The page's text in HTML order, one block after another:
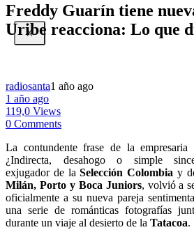
X
Freddy Guarín tiene
Uribe reacciona: Lo que
radiosanta1 año ago
1 año ago
119,0 Views
0 Comments
La contundente frase de la empresaria
¿Indirecta, desahogo o simple
exjugador de laSelección Colombia y
Milán, Porto y Boca Juniors, volvió a
oficialmente a su nueva pareja
una serie de románticas fotografías
durante un viaje al desierto de la Tatacoa.